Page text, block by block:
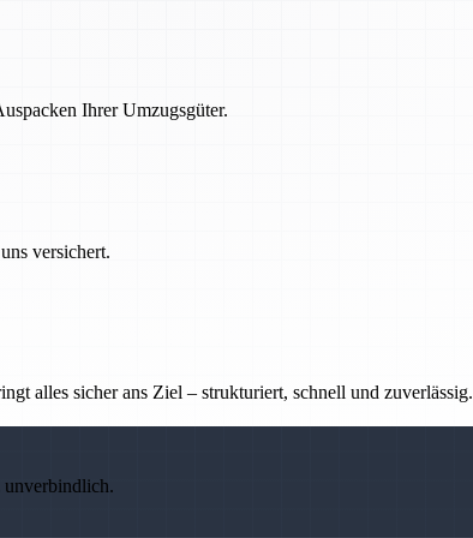
Ihrer Umzugsgüter.
versichert.
alles sicher ans Ziel – strukturiert, schnell und zuverlässig.
unverbindlich.